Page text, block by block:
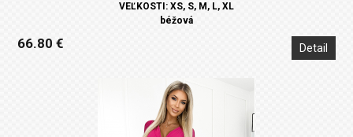
VEĽKOSTI: XS, S, M, L, XL
béžová
66.80 € Detail